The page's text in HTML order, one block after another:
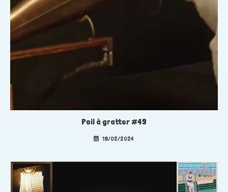
Poil à gratter #49
19/02/2024